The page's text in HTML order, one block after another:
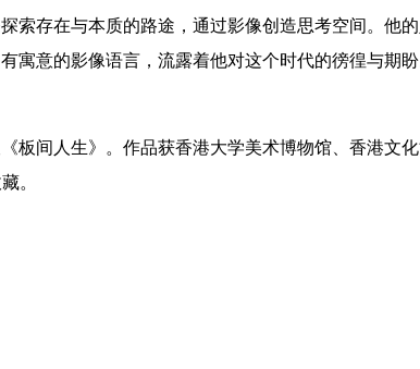
存在与本质的路途，通过影像创造思考空间。他
意的影像语言，流露着他对这个时代的徬徨与期
间人生》。作品获香港大学美术博物馆、香港文
。